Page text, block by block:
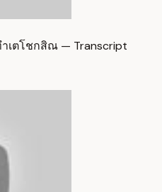
เตโชกสิณ — Transcript